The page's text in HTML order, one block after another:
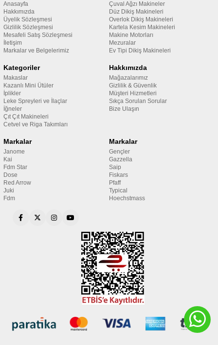
Anasayfa
Hakkımızda
Üyelik Sözleşmesi
Gizlilik Sözleşmesi
Mesafeli Satış Sözleşmesi
İletişim
Markalar ve Belgelerimiz
Çuval Ağzı Makineler
Düz Dikiş Makineleri
Overlok Dikiş Makineleri
Kartela Kesim Makineleri
Makine Motorları
Mezuralar
Ev Tipi Dikiş Makineleri
Kategoriler
Makaslar
Kazanlı Mini Ütüler
İplikler
Leke Spreyleri ve İlaçlar
İğneler
Çıt Çıt Makineleri
Cetvel ve Riga Takımları
Hakkımızda
Mağazalarımız
Gizlilik & Güvenlik
Müşteri Hizmetleri
Sıkça Sorulan Sorular
Bize Ulaşın
Markalar
Janome
Kai
Fdm Star
Dose
Red Arrow
Juki
Fdm
Markalar
Gençler
Gazzella
Saip
Fiskars
Pfaff
Typical
Hoechstmass